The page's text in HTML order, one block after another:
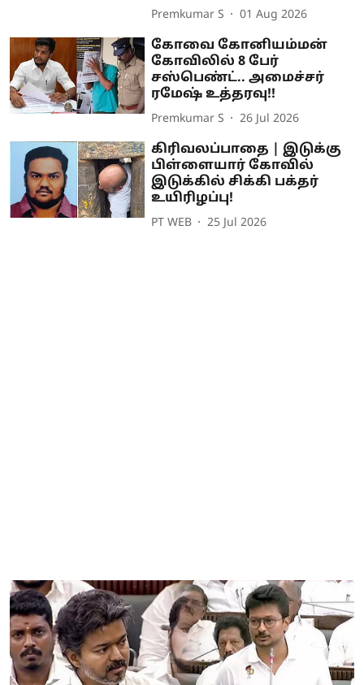
Premkumar S 01 Aug 2026
கோவை கோனியம்மன்
கோவிலில் 8 பேர்
சஸ்பெண்ட்.. அமைச்சர்
ரமேஷ் உத்தரவு!!
Premkumar S 26 Jul 2026
கிரிவலப்பாதை | இடுக்கு
பிள்ளையார் கோவில்
இடுக்கில் சிக்கி பக்தர்
உயிரிழப்பு!
PT WEB 25 Jul 2026